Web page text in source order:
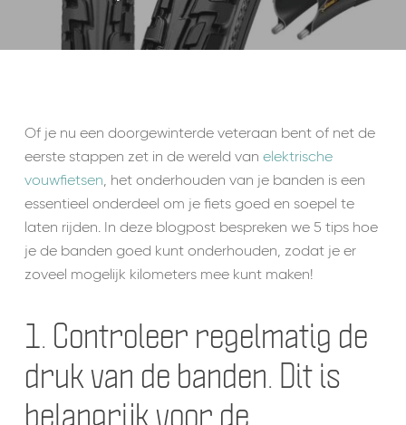
Of je nu een doorgewinterde veteraan bent of net de
eerste stappen zet in de wereld van elektrische
vouwfietsen, het onderhouden van je banden is een
essentieel onderdeel om je fiets goed en soepel te
laten rijden. In deze blogpost bespreken we 5 tips hoe
je de banden goed kunt onderhouden, zodat je er
zoveel mogelijk kilometers mee kunt maken!
1. Controleer regelmatig de
druk van de banden. Dit is
belangrijk voor de